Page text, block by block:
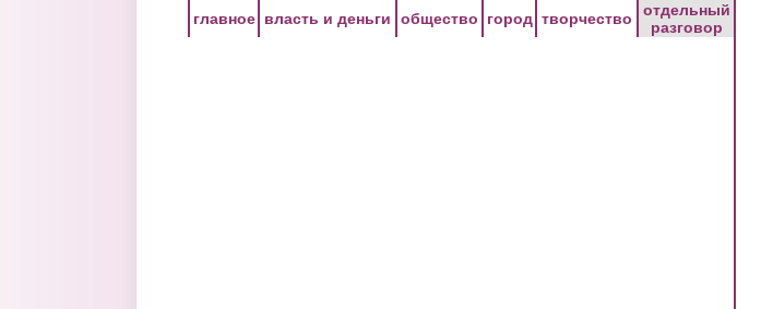
главное власть и деньги общество город творчество
отдельный
разговор